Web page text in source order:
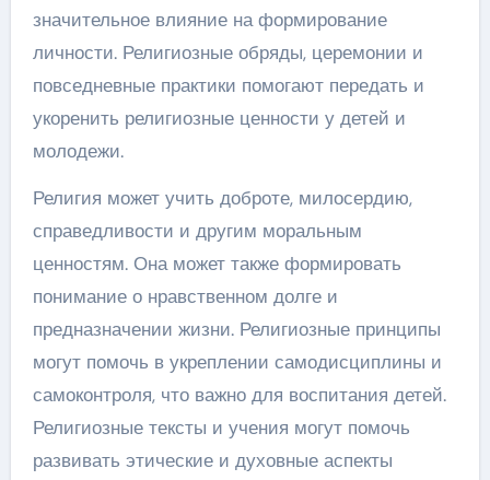
значительное влияние на формирование
личности. Религиозные обряды, церемонии и
повседневные практики помогают передать и
укоренить религиозные ценности у детей и
молодежи.
Религия может учить доброте, милосердию,
справедливости и другим моральным
ценностям. Она может также формировать
понимание о нравственном долге и
предназначении жизни. Религиозные принципы
могут помочь в укреплении самодисциплины и
самоконтроля, что важно для воспитания детей.
Религиозные тексты и учения могут помочь
развивать этические и духовные аспекты